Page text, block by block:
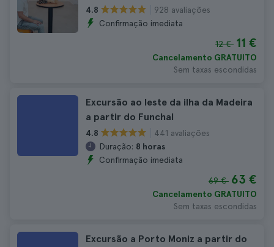
4.8
928 avaliações
Confirmação imediata
12 € 11 €
Cancelamento GRATUITO
Sem taxas escondidas
Excursão ao leste da ilha da Madeira
a partir do Funchal
4.8
441 avaliações
Duração: 8 horas
Confirmação imediata
69 € 63 €
Cancelamento GRATUITO
Sem taxas escondidas
Excursão a Porto Moniz a partir do